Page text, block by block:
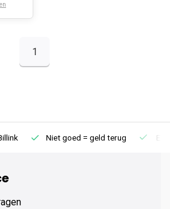
1
Niet goed = geld terug